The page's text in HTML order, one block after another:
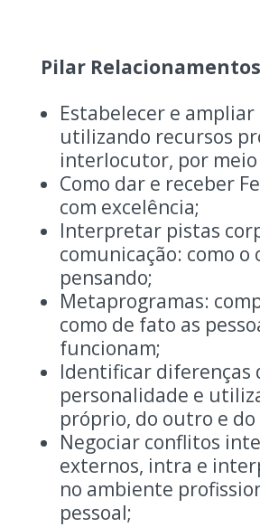
Pilar Relacionamentos
Estabelecer e ampliar
utilizando recursos
interlocutor, por meio
Como dar e receber
com excelência;
Interpretar pistas
comunicação: como o
pensando;
Metaprogramas:
como de fato as
funcionam;
Identificar diferenças
personalidade e
próprio, do outro e do
Negociar conflitos
externos, intra e
no ambiente
pessoal;